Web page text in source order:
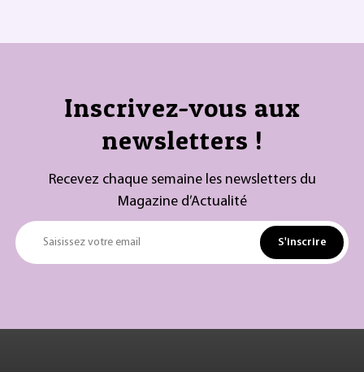
Inscrivez-vous aux
newsletters !
Recevez chaque semaine les newsletters du
Magazine d’Actualité
Saisissez votre email S'inscrire